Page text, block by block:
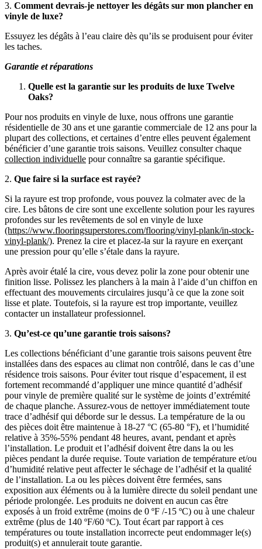
3. Comment devrais-je nettoyer les dégâts sur mon plancher en
vinyle de luxe?
Essuyez les dégâts à l’eau claire dès qu’ils se produisent pour éviter
les taches.
Garantie et réparations
Quelle est la garantie sur les produits de luxe Twelve
Oaks?
Pour nos produits en vinyle de luxe, nous offrons une garantie
résidentielle de 30 ans et une garantie commerciale de 12 ans pour la
plupart des collections, et certaines d’entre elles peuvent également
bénéficier d’une garantie trois saisons. Veuillez consulter chaque
collection individuelle pour connaître sa garantie spécifique.
2. Que faire si la surface est rayée?
Si la rayure est trop profonde, vous pouvez la colmater avec de la
cire. Les bâtons de cire sont une excellente solution pour les rayures
profondes sur les revêtements de sol en vinyle de luxe
(https://www.flooringsuperstores.com/flooring/vinyl-plank/in-stock-
vinyl-plank/). Prenez la cire et placez-la sur la rayure en exerçant
une pression pour qu’elle s’étale dans la rayure.
Après avoir étalé la cire, vous devez polir la zone pour obtenir une
finition lisse. Polissez les planchers à la main à l’aide d’un chiffon en
effectuant des mouvements circulaires jusqu’à ce que la zone soit
lisse et plate. Toutefois, si la rayure est trop importante, veuillez
contacter un installateur professionnel.
3. Qu’est-ce qu’une garantie trois saisons?
Les collections bénéficiant d’une garantie trois saisons peuvent être
installées dans des espaces au climat non contrôlé, dans le cas d’une
résidence trois saisons. Pour éviter tout risque d’espacement, il est
fortement recommandé d’appliquer une mince quantité d’adhésif
pour vinyle de première qualité sur le système de joints d’extrémité
de chaque planche. Assurez-vous de nettoyer immédiatement toute
trace d’adhésif qui déborde sur le dessus. La température de la ou
des pièces doit être maintenue à 18-27 °C (65-80 °F), et l’humidité
relative à 35%-55% pendant 48 heures, avant, pendant et après
l’installation. Le produit et l’adhésif doivent être dans la ou les
pièces pendant la durée requise. Toute variation de température et/ou
d’humidité relative peut affecter le séchage de l’adhésif et la qualité
de l’installation. La ou les pièces doivent être fermées, sans
exposition aux éléments ou à la lumière directe du soleil pendant une
période prolongée. Les produits ne doivent en aucun cas être
exposés à un froid extrême (moins de 0 ºF /-15 ºC) ou à une chaleur
extrême (plus de 140 ºF/60 ºC). Tout écart par rapport à ces
températures ou toute installation incorrecte peut endommager le(s)
produit(s) et annulerait toute garantie.